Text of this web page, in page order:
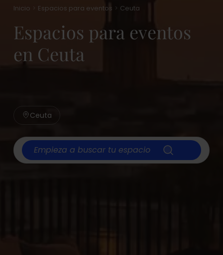
Inicio Espacios para eventos Ceuta
Espacios para eventos
en Ceuta
Ceuta
Empieza a buscar tu espacio